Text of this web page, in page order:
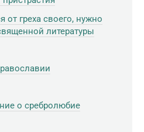
от греха своего, нужно
литературы
о сребролюбие